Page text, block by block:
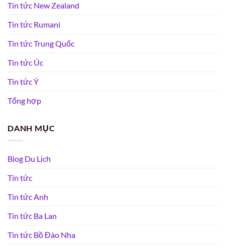
Tin tức New Zealand
Tin tức Rumani
Tin tức Trung Quốc
Tin tức Úc
Tin tức Ý
Tổng hợp
DANH MỤC
Blog Du Lịch
Tin tức
Tin tức Anh
Tin tức Ba Lan
Tin tức Bồ Đào Nha